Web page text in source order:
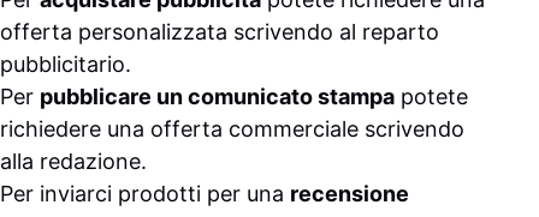
offerta personalizzata scrivendo al reparto
pubblicitario.
Per pubblicare un comunicato stampa potete
richiedere una offerta commerciale scrivendo
alla redazione.
Per inviarci prodotti per una recensione